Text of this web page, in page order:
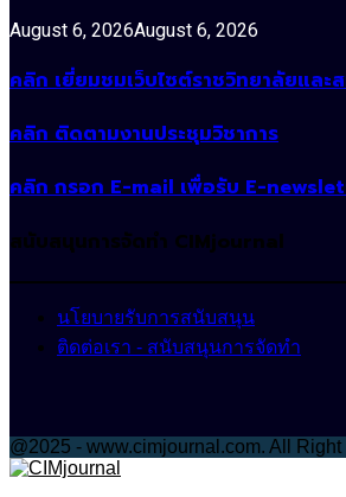
August 6, 2026August 6, 2026
คลิก เยี่ยมชมเว็บไซต์ราชวิทยาลัยแล
คลิก ติดตามงานประชุมวิชาการ
คลิก กรอก E-mail เพื่อรับ E-
สนับสนุนการจัดทำ CIMjournal
นโยบายรับการสนับสนุน
ติดต่อเรา - สนับสนุนการจัดทำ
@2025 - www.cimjournal.com. All Right